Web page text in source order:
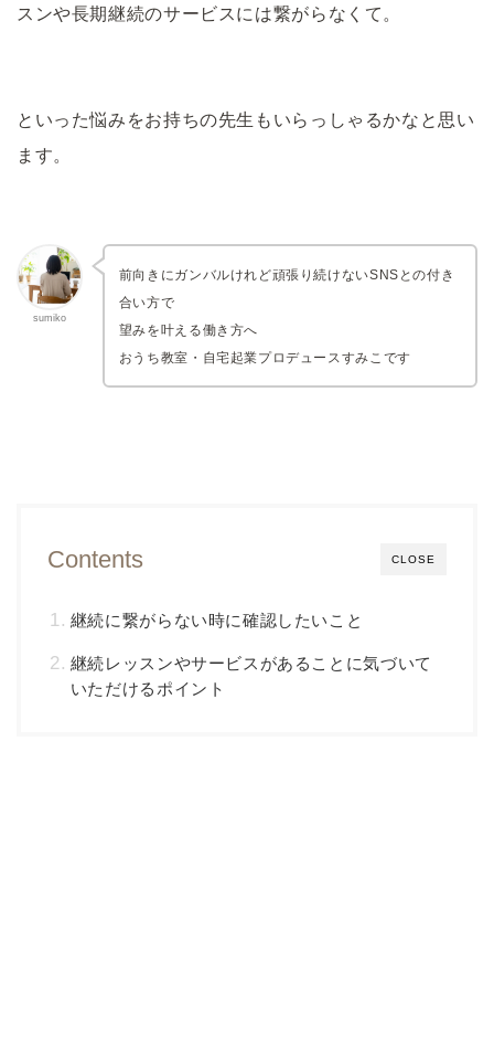
スンや長期継続のサービスには繋がらなくて。
といった悩みをお持ちの先生もいらっしゃるかなと思い
ます。
sumiko
前向きにガンバルけれど頑張り続けないSNSとの付き
合い方で
望みを叶える働き方へ
おうち教室・自宅起業プロデュースすみこです
CLOSE
Contents
継続に繋がらない時に確認したいこと
継続レッスンやサービスがあることに気づいて
いただけるポイント